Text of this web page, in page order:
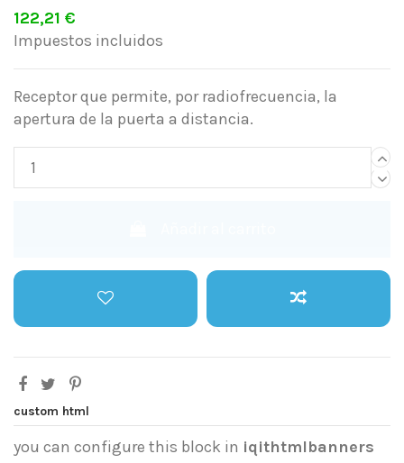
122,21 €
Impuestos incluidos
Receptor que permite, por radiofrecuencia, la
apertura de la puerta a distancia.
custom html
you can configure this block in iqithtmlbanners